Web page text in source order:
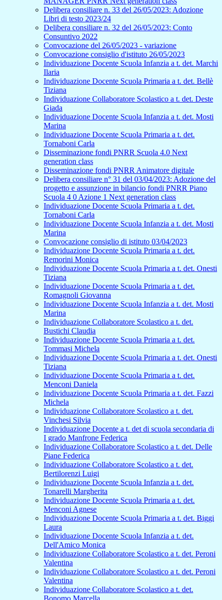
Delibera consiliare n. 33 del 26/05/2023: Adozione
Libri di testo 2023/24
Delibera consiliare n. 32 del 26/05/2023: Conto
Consuntivo 2022
Convocazione del 26/05/2023 - variazione
Convocazione consiglio d'istituto 26/05/2023
Individuazione Docente Scuola Infanzia a t. det. Marchi
Ilaria
Individuazione Docente Scuola Primaria a t. det. Bellè
Tiziana
Individuazione Collaboratore Scolastico a t. det. Deste
Giada
Individuazione Docente Scuola Infanzia a t. det. Mosti
Marina
Individuazione Docente Scuola Primaria a t. det.
Tornaboni Carla
Disseminazione fondi PNRR Scuola 4.0 Next
generation class
Disseminazione fondi PNRR Animatore digitale
Delibera consiliare n° 31 del 03/04/2023: Adozione del
progetto e assunzione in bilancio fondi PNRR Piano
Scuola 4 0 Azione 1 Next generation class
Individuazione Docente Scuola Primaria a t. det.
Tornaboni Carla
Individuazione Docente Scuola Infanzia a t. det. Mosti
Marina
Convocazione consiglio di istituto 03/04/2023
Individuazione Docente Scuola Primaria a t. det.
Remorini Monica
Individuazione Docente Scuola Primaria a t. det. Onesti
Tiziana
Individuazione Docente Scuola Primaria a t. det.
Romagnoli Giovanna
Individuazione Docente Scuola Infanzia a t. det. Mosti
Marina
Individuazione Collaboratore Scolastico a t. det.
Bustichi Claudia
Individuazione Docente Scuola Primaria a t. det.
Tommasi Michela
Individuazione Docente Scuola Primaria a t. det. Onesti
Tiziana
Individuazione Docente Scuola Primaria a t. det.
Menconi Daniela
Individuazione Docente Scuola Primaria a t. det. Fazzi
Michela
Individuazione Collaboratore Scolastico a t. det.
Vinchesi Silvia
Individuazione Docente a t. det di scuola secondaria di
I grado Manfrone Federica
Individuazione Collaboratore Scolastico a t. det. Delle
Piane Federica
Individuazione Collaboratore Scolastico a t. det.
Bertilorenzi Luigi
Individuazione Docente Scuola Infanzia a t. det.
Tonarelli Margherita
Individuazione Docente Scuola Primaria a t. det.
Menconi Agnese
Individuazione Docente Scuola Primaria a t. det. Biggi
Laura
Individuazione Docente Scuola Infanzia a t. det.
Dell'Amico Monica
Individuazione Collaboratore Scolastico a t. det. Peroni
Valentina
Individuazione Collaboratore Scolastico a t. det. Peroni
Valentina
Individuazione Collaboratore Scolastico a t. det.